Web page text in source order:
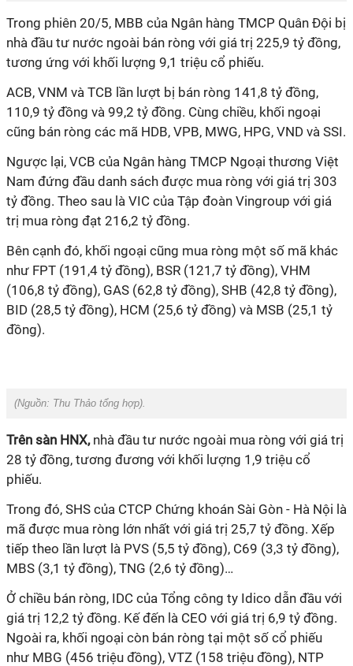
Trong phiên 20/5, MBB của Ngân hàng TMCP Quân Đội bị
nhà đầu tư nước ngoài bán ròng với giá trị 225,9 tỷ đồng,
tương ứng với khối lượng 9,1 triệu cổ phiếu.
ACB, VNM và TCB lần lượt bị bán ròng 141,8 tỷ đồng,
110,9 tỷ đồng và 99,2 tỷ đồng. Cùng chiều, khối ngoại
cũng bán ròng các mã HDB, VPB, MWG, HPG, VND và SSI.
Ngược lại, VCB của Ngân hàng TMCP Ngoại thương Việt
Nam đứng đầu danh sách được mua ròng với giá trị 303
tỷ đồng. Theo sau là VIC của Tập đoàn Vingroup với giá
trị mua ròng đạt 216,2 tỷ đồng.
Bên cạnh đó, khối ngoại cũng mua ròng một số mã khác
như FPT (191,4 tỷ đồng), BSR (121,7 tỷ đồng), VHM
(106,8 tỷ đồng), GAS (62,8 tỷ đồng), SHB (42,8 tỷ đồng),
BID (28,5 tỷ đồng), HCM (25,6 tỷ đồng) và MSB (25,1 tỷ
đồng).
(Nguồn: Thu Thảo tổng hợp).
Trên sàn HNX, nhà đầu tư nước ngoài mua ròng với giá trị
28 tỷ đồng, tương đương với khối lượng 1,9 triệu cổ
phiếu.
Trong đó, SHS của CTCP Chứng khoán Sài Gòn - Hà Nội là
mã được mua ròng lớn nhất với giá trị 25,7 tỷ đồng. Xếp
tiếp theo lần lượt là PVS (5,5 tỷ đồng), C69 (3,3 tỷ đồng),
MBS (3,1 tỷ đồng), TNG (2,6 tỷ đồng)…
Ở chiều bán ròng, IDC của Tổng công ty Idico dẫn đầu với
giá trị 12,2 tỷ đồng. Kế đến là CEO với giá trị 6,9 tỷ đồng.
Ngoài ra, khối ngoại còn bán ròng tại một số cổ phiếu
như MBG (456 triệu đồng), VTZ (158 triệu đồng), NTP